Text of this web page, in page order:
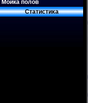
Мойка полов
Статистиκа